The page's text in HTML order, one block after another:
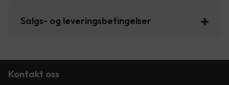
Salgs- og leveringsbetingelser
Kontakt oss